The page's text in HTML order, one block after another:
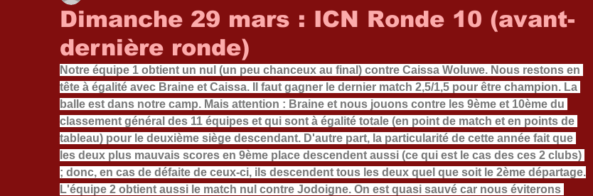
Dimanche 29 mars : ICN Ronde 10 (avant-
dernière ronde)
Notre équipe 1 obtient un nul (un peu chanceux au final) contre Caissa Woluwe. Nous restons en
tête à égalité avec Braine et Caissa. Il faut gagner le dernier match 2,5/1,5 pour être champion. La
balle est dans notre camp. Mais attention : Braine et nous jouons contre les 9ème et 10ème du
classement général des 11 équipes et qui sont à égalité totale (en point de match et en points de
tableau) pour le deuxième siège descendant. D'autre part, la particularité de cette année fait que
les deux plus mauvais scores en 9ème place descendent aussi (ce qui est le cas des ces 2 clubs)
; donc, en cas de défaite de ceux-ci, ils descendent tous les deux quel que soit le 2ème départage.
L'équipe 2 obtient aussi le match nul contre Jodoigne. On est quasi sauvé car nous éviterons